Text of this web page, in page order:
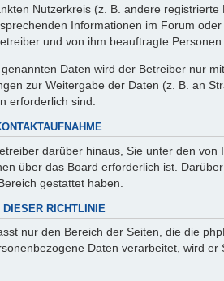
Nutzerkreis (z. B. andere
Informationen im Forum
und von ihm beauftragte
Daten wird der Betreiber nur
zur Weitergabe der Daten (z. B. an
erforderlich sind.
darüber hinaus, Sie unter den
über das Board erforderlich ist.
gestattet haben.
RICHTLINIE
nur den Bereich der Seiten, die die
Daten verarbeitet, wird